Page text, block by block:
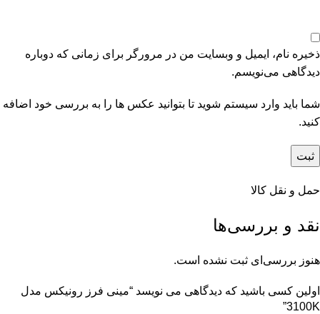
ذخیره نام، ایمیل و وبسایت من در مرورگر برای زمانی که دوباره
دیدگاهی می‌نویسم.
شما باید وارد سیستم شوید تا بتوانید عکس ها را به بررسی خود اضافه
کنید.
حمل و نقل کالا
نقد و بررسی‌ها
هنوز بررسی‌ای ثبت نشده است.
اولین کسی باشید که دیدگاهی می نویسد “مینی فرز رونیکس مدل
3100K”